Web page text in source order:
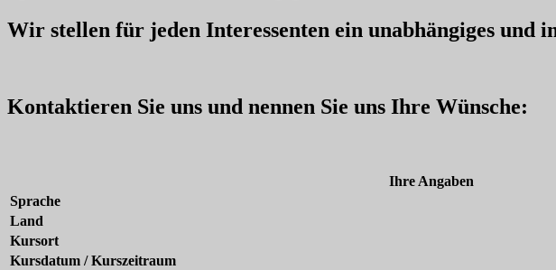
Wir stellen für jeden Interessenten ein unabhängiges und
Kontaktieren Sie uns und nennen Sie uns Ihre Wünsche:
Ihre Angaben
Sprache
Land
Kursort
Kursdatum / Kurszeitraum